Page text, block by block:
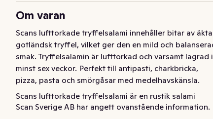
Om varan
Scans lufttorkade tryffelsalami innehåller bitar av äkta
gotländsk tryffel, vilket ger den en mild och
smak. Tryffelsalamin är lufttorkad och varsamt lagrad i
minst sex veckor. Perfekt till antipasti, charkbricka,
pizza, pasta och smörgåsar med medelhavskänsla.
Scans lufttorkade tryffelsalami är en rustik salami
smaksatt med äkta tryffel. Tryffelsalamin är lufttorkad
Scan Sverige AB har angett ovanstående information.